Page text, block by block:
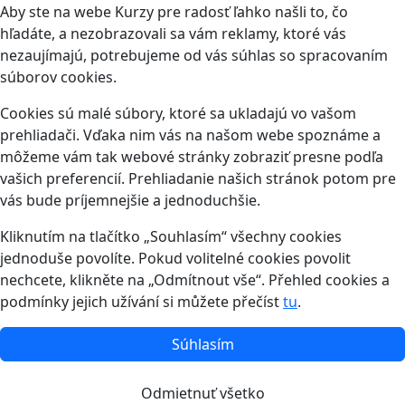
Aby ste na webe Kurzy pre radosť ľahko našli to, čo
hľadáte, a nezobrazovali sa vám reklamy, ktoré vás
nezaujímajú, potrebujeme od vás súhlas so spracovaním
súborov cookies.
Cookies sú malé súbory, ktoré sa ukladajú vo vašom
prehliadači. Vďaka nim vás na našom webe spoznáme a
môžeme vám tak webové stránky zobraziť presne podľa
vašich preferencií. Prehliadanie našich stránok potom pre
vás bude príjemnejšie a jednoduchšie.
Kliknutím na tlačítko „Souhlasím“ všechny cookies
jednoduše povolíte. Pokud volitelné cookies povolit
nechcete, klikněte na „Odmítnout vše“. Přehled cookies a
podmínky jejich užívání si můžete přečísttu.
Súhlasím
Odmietnuť všetko